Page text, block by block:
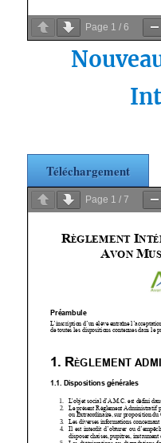
Page 1 /6
Téléchargement
Page 1 /7